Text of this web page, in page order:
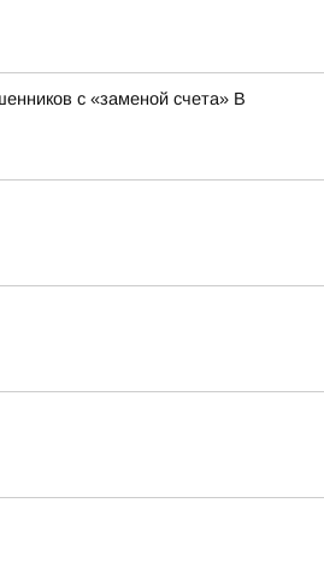
с «заменой счета» В